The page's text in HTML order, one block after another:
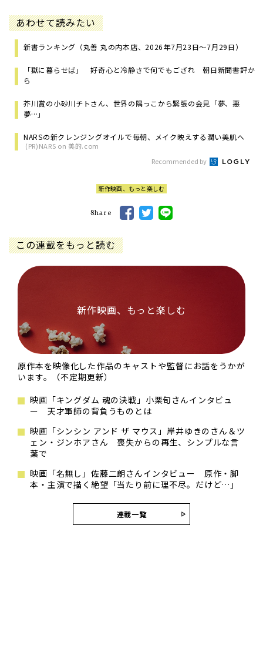
あわせて読みたい
新書ランキング（丸善 丸の内本店、2026年7月23日～7月29日）
「獄に暮らせば」 好奇心と冷静さで何でもござれ 朝日新聞書評か
ら
芥川賞の小砂川チトさん、世界の隅っこから緊張の会見「夢、悪
夢…」
NARSの新クレンジングオイルで毎朝、メイク映えする潤い美肌へ
(PR)NARS on 美的.com
Recommended by
新作映画、もっと楽しむ
Share
この連載をもっと読む
新作映画、もっと楽しむ
原作本を映像化した作品のキャストや監督にお話をうかが
います。（不定期更新）
映画「キングダム 魂の決戦」小栗旬さんインタビュ
ー 天才軍師の背負うものとは
映画「シンシン アンド ザ マウス」岸井ゆきのさん＆ツ
ェン・ジンホアさん 喪失からの再生、シンプルな言
葉で
映画「名無し」佐藤二朗さんインタビュー 原作・脚
本・主演で描く絶望「当たり前に理不尽。だけど…」
連載一覧